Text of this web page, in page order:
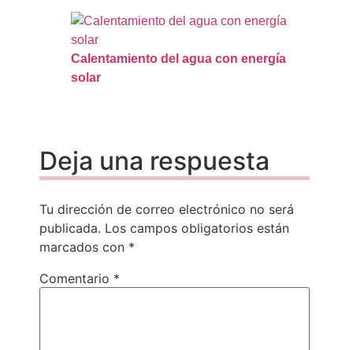
Calentamiento del agua con energía
solar
Deja una respuesta
Tu dirección de correo electrónico no será
publicada. Los campos obligatorios están
marcados con *
Comentario *